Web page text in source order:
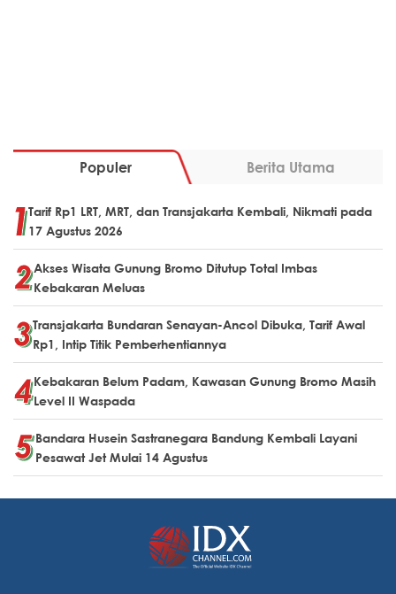
Populer Berita Utama
Tarif Rp1 LRT, MRT, dan Transjakarta Kembali, Nikmati pada
17 Agustus 2026
Akses Wisata Gunung Bromo Ditutup Total Imbas
Kebakaran Meluas
Transjakarta Bundaran Senayan-Ancol Dibuka, Tarif Awal
Rp1, Intip Titik Pemberhentiannya
Kebakaran Belum Padam, Kawasan Gunung Bromo Masih
Level II Waspada
Bandara Husein Sastranegara Bandung Kembali Layani
Pesawat Jet Mulai 14 Agustus